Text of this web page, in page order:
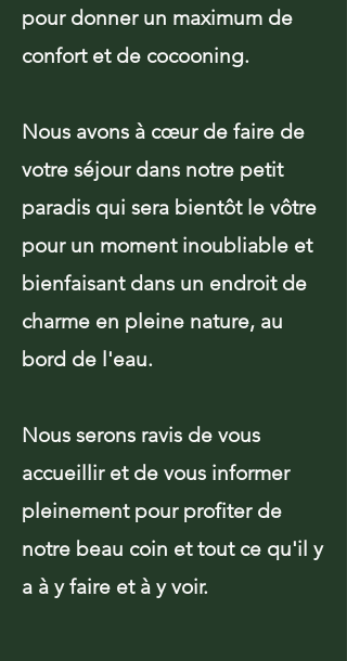
pour donner un maximum de
confort et de cocooning.
Nous avons à cœur de faire de
votre séjour dans notre petit
paradis qui sera bientôt le vôtre
pour un moment inoubliable et
bienfaisant dans un endroit de
charme en pleine nature, au
bord de l'eau.
Nous serons ravis de vous
accueillir et de vous informer
pleinement pour profiter de
notre beau coin et tout ce qu'il y
a à y faire et à y voir.